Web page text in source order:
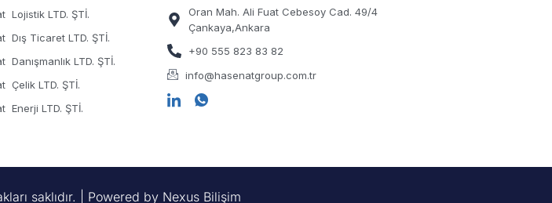
Lojistik LTD. ŞTİ.
Dış Ticaret LTD. ŞTİ.
Danışmanlık LTD. ŞTİ.
Çelik LTD. ŞTİ.
Enerji LTD. ŞTİ.
Oran Mah. Ali Fuat Cebesoy Cad. 49/4
Çankaya,Ankara
+90 555 823 83 82
info@hasenatgroup.com.tr
saklıdır. | Powered by Nexus Bilişim